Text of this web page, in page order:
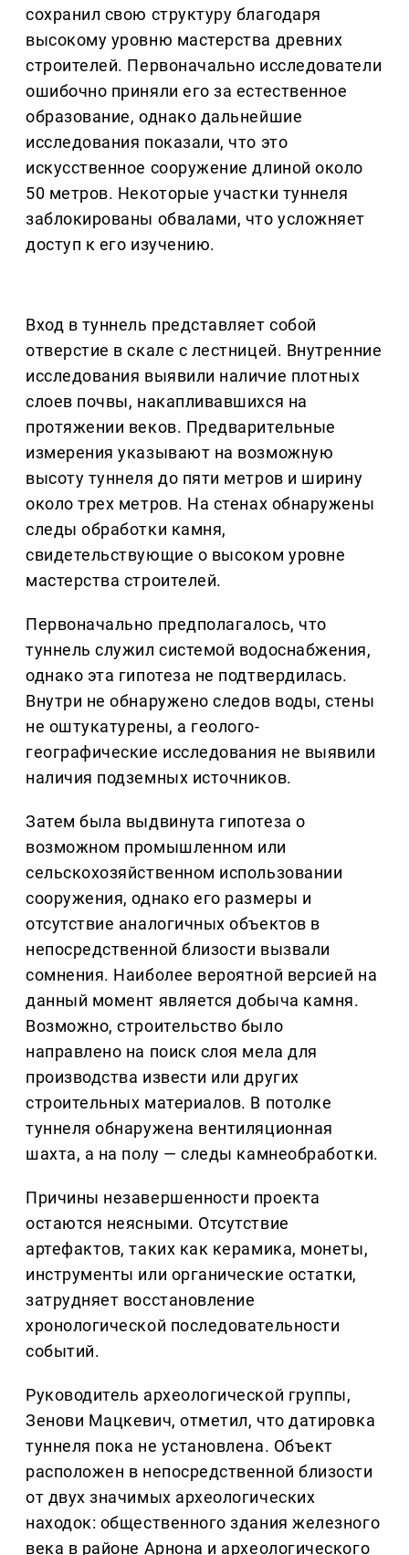
сохранил свою структуру благодаря
высокому уровню мастерства древних
строителей. Первоначально исследователи
ошибочно приняли его за естественное
образование, однако дальнейшие
исследования показали, что это
искусственное сооружение длиной около
50 метров. Некоторые участки туннеля
заблокированы обвалами, что усложняет
доступ к его изучению.
Вход в туннель представляет собой
отверстие в скале с лестницей. Внутренние
исследования выявили наличие плотных
слоев почвы, накапливавшихся на
протяжении веков. Предварительные
измерения указывают на возможную
высоту туннеля до пяти метров и ширину
около трех метров. На стенах обнаружены
следы обработки камня,
свидетельствующие о высоком уровне
мастерства строителей.
Первоначально предполагалось, что
туннель служил системой водоснабжения,
однако эта гипотеза не подтвердилась.
Внутри не обнаружено следов воды, стены
не оштукатурены, а геолого-
географические исследования не выявили
наличия подземных источников.
Затем была выдвинута гипотеза о
возможном промышленном или
сельскохозяйственном использовании
сооружения, однако его размеры и
отсутствие аналогичных объектов в
непосредственной близости вызвали
сомнения. Наиболее вероятной версией на
данный момент является добыча камня.
Возможно, строительство было
направлено на поиск слоя мела для
производства извести или других
строительных материалов. В потолке
туннеля обнаружена вентиляционная
шахта, а на полу — следы камнеобработки.
Причины незавершенности проекта
остаются неясными. Отсутствие
артефактов, таких как керамика, монеты,
инструменты или органические остатки,
затрудняет восстановление
хронологической последовательности
событий.
Руководитель археологической группы,
Зенови Мацкевич, отметил, что датировка
туннеля пока не установлена. Объект
расположен в непосредственной близости
от двух значимых археологических
находок: общественного здания железного
века в районе Арнона и археологического